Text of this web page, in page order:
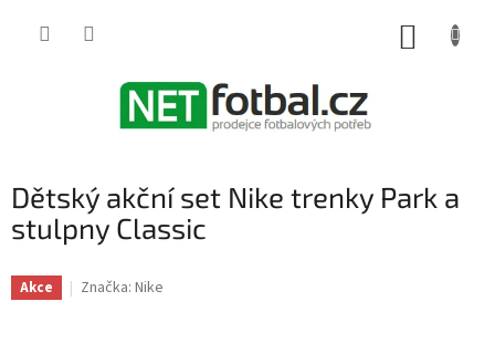
Dětský akční set Nike trenky Park a
stulpny Classic
Akce Značka: Nike